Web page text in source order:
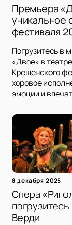
Премьера
уникальное
фестиваля
Погрузитесь в
«Двое» в
Крещенского
хоровое
эмоции и
8 декабря 2025
Опера
Верди